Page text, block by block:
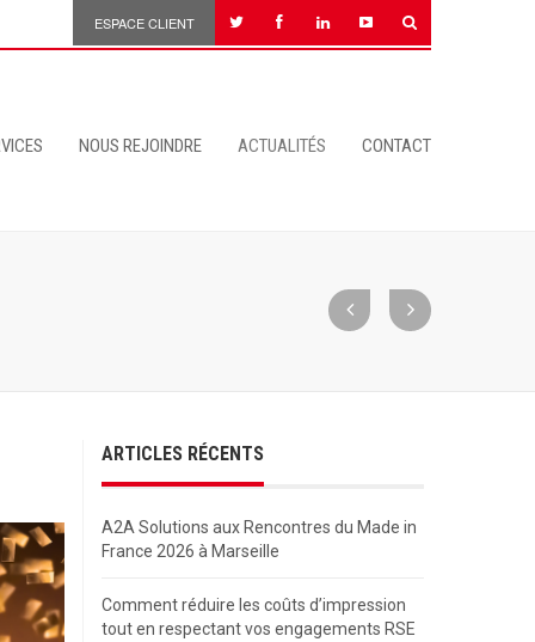
ESPACE CLIENT
NOUS REJOINDRE ACTUALITÉS CONTACT
ARTICLES RÉCENTS
A2A Solutions aux Rencontres du Made in
France 2026 à Marseille
Comment réduire les coûts d’impression
tout en respectant vos engagements RSE